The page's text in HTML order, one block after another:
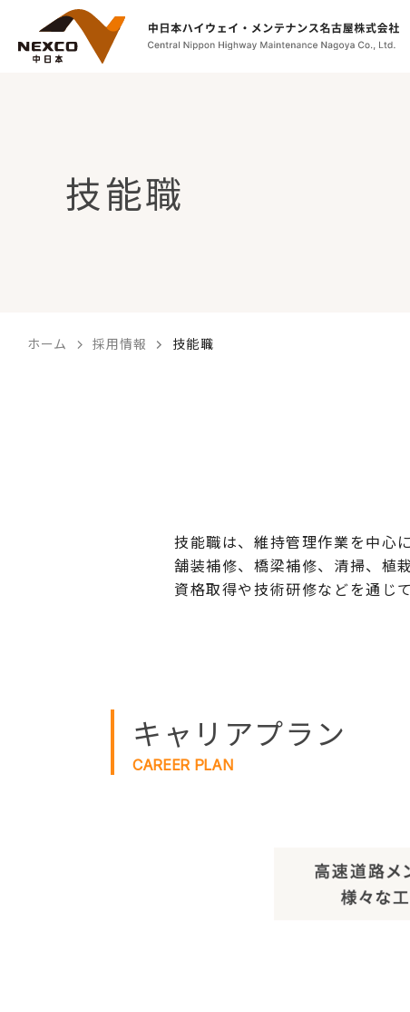
す】
文字サイズ
技能職
ホーム 採用情報 技能職
技能職は、維持管理作業を中心
舗装補修、橋梁補修、清掃、植
資格取得や技術研修などを通じ
キャリアプラン
CAREER PLAN